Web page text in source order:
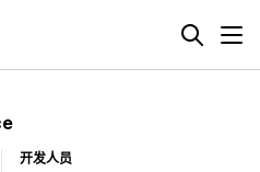
开发人员